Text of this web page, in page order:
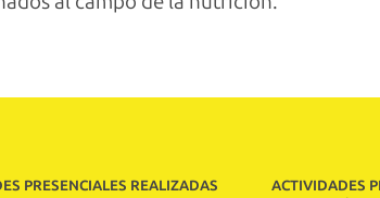
PRESENCIALES REALIZADAS ACTIVIDADES